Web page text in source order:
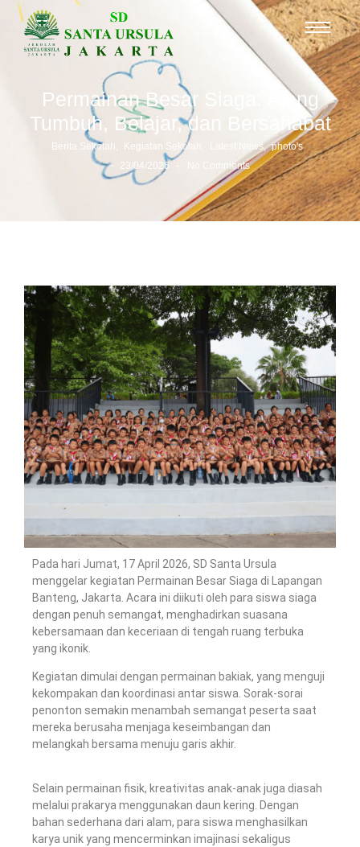
Permainan Besar Siaga: Ajang
Tumbuh, Belajar, dan Bersahabat
Berita Sekolah Kegiatan Sekolah Latest News, photo's
- 23/04/2026 - No Comments
Pada hari Jumat, 17 April 2026, SD Santa Ursula
menggelar kegiatan Permainan Besar Siaga di Lapangan
Banteng, Jakarta. Acara ini diikuti oleh para siswa siaga
dengan penuh semangat, menghadirkan suasana
kebersamaan dan keceriaan di tengah ruang terbuka
yang ikonik.
Kegiatan dimulai dengan permainan bakiak, yang menguji
kekompakan dan koordinasi antar siswa. Sorak-sorai
penonton semakin menambah semangat peserta saat
mereka berusaha menjaga keseimbangan dan
melangkah bersama menuju garis akhir.
Selain permainan fisik, kreativitas anak-anak juga diasah
melalui prakarya menggunakan daun kering. Dengan
bahan sederhana dari alam, para siswa menghasilkan
karya unik yang mencerminkan imajinasi sekaligus